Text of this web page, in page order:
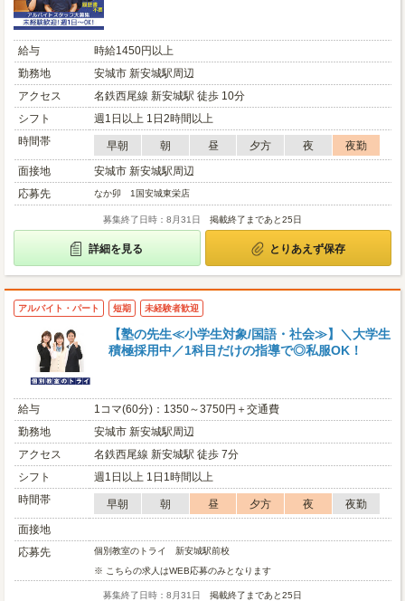
給与
時給1450円以上
勤務地
安城市 新安城駅周辺
アクセス
名鉄西尾線 新安城駅 徒歩 10分
シフト
週1日以上 1日2時間以上
時間帯
早朝 朝 昼 夕方 夜
夜勤
面接地
安城市 新安城駅周辺
応募先
なか卯 1国安城東栄店
募集終了日時：8月31日 掲載終了まであと25日
詳細を見る とりあえず保存
アルバイト・パート 短期 未経験者歓迎
【塾の先生≪小学生対象/国語・社会≫】＼大学生
積極採用中／1科目だけの指導で◎私服OK！
給与
1コマ(60分)：1350～3750円＋交通費
勤務地
安城市 新安城駅周辺
アクセス
名鉄西尾線 新安城駅 徒歩 7分
シフト
週1日以上 1日1時間以上
時間帯
早朝 朝 昼 夕方 夜
夜勤
面接地
応募先
個別教室のトライ 新安城駅前校
※ こちらの求人はWEB応募のみとなります
募集終了日時：8月31日 掲載終了まであと25日